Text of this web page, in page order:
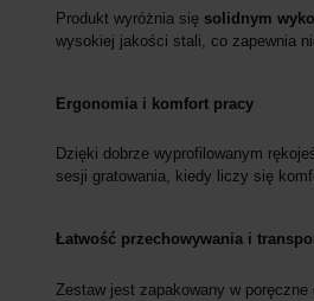
Produkt wyróżnia się solidnym
wysokiej jakości stali, co zapewnia
Ergonomia i komfort pracy
Dzięki dobrze wyprofilowanym
sesji gratowania, kiedy liczy się
Łatwość przechowywania i
Zestaw jest zapakowany w poręczne